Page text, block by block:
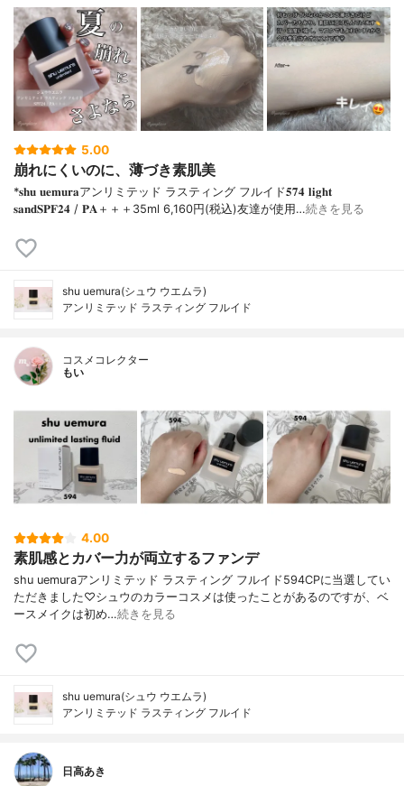
5.00
崩れにくいのに、薄づき素肌美
*𝐬𝐡𝐮 𝐮𝐞𝐦𝐮𝐫𝐚アンリミテッド ラスティング フルイド𝟓𝟕𝟒 𝐥𝐢𝐠𝐡𝐭
𝐬𝐚𝐧𝐝𝐒𝐏𝐅𝟐𝟒 / 𝐏𝐀＋＋＋⁡35ml 6,160円(税込)⁡友達が使用…続きを見る
shu uemura(シュウ ウエムラ)
アンリミテッド ラスティング フルイド
コスメコレクター
もい
4.00
素肌感とカバー力が両立するファンデ
shu uemuraアンリミテッド ラスティング フルイド594CPに当選してい
ただきました♡シュウのカラーコスメは使ったことがあるのですが、ベ
ースメイクは初め…続きを見る
shu uemura(シュウ ウエムラ)
アンリミテッド ラスティング フルイド
日高あき